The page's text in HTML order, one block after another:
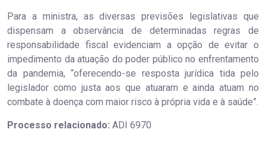
Para a ministra, as diversas previsões legislativas que
dispensam a observância de determinadas regras de
responsabilidade fiscal evidenciam a opção de evitar o
impedimento da atuação do poder público no enfrentamento
da pandemia, “oferecendo-se resposta jurídica tida pelo
legislador como justa aos que atuaram e ainda atuam no
combate à doença com maior risco à própria vida e à saúde”.
Processo relacionado: ADI 6970